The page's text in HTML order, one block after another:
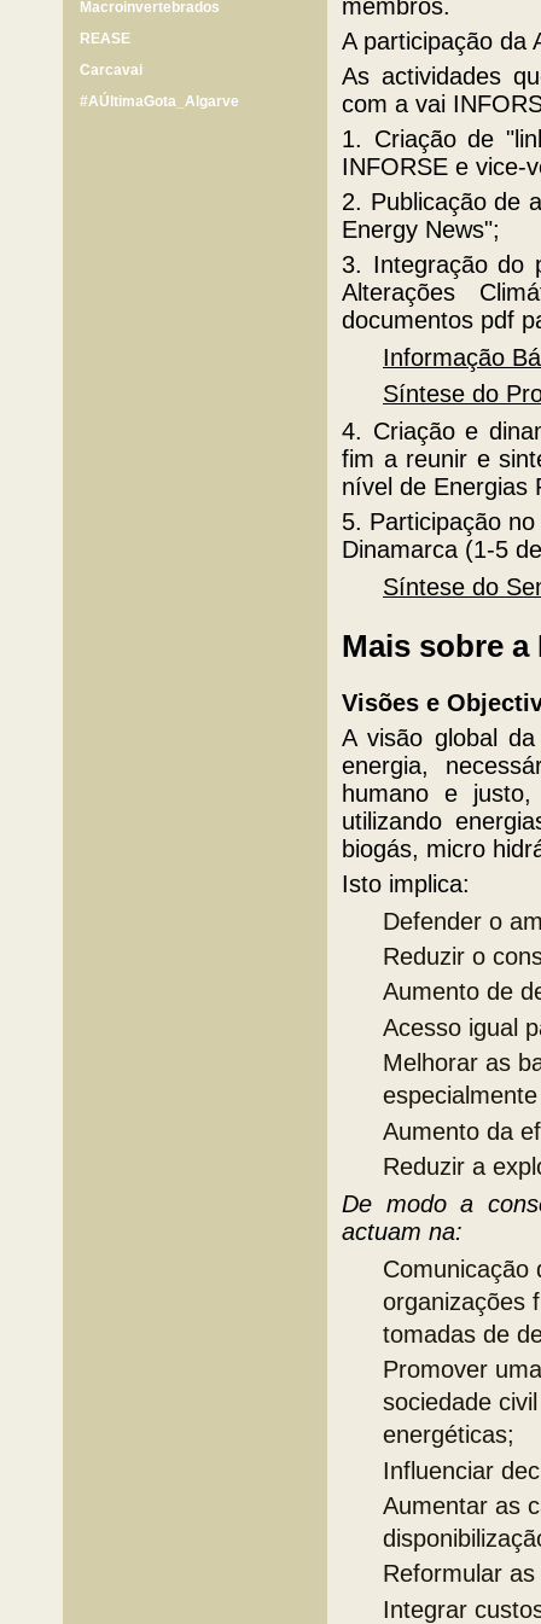
Macroinvertebrados
REASE
Carcavai
#AÚltimaGota_Algarve
membros.
A participação da
As actividades
com a vai
1. Criação de
INFORSE e vice-
2. Publicação de
Energy News";
3. Integração do
Alterações
documentos pdf
Informação
Síntese do
4. Criação e
fim a reunir e
nível de Energias
5. Participação
Dinamarca (1-5
Síntese do
Mais sobre a
Visões e
A visão global
energia,
humano e
utilizando
biogás, micro
Isto implica:
Defender o
Reduzir o
Aumento de
Acesso igual
Melhorar as
Aumento da
Reduzir a
De modo a
actuam na:
Comunicação
organizações
tomadas de
Promover
sociedade
energéticas;
Influenciar
Aumentar as
Reformular
Integrar